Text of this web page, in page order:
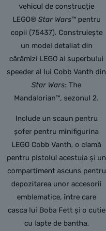
vehicul de construcție
LEGO® Star Wars™ pentru
copii (75437). Construiește
un model detaliat din
cărămizi LEGO al superbului
speeder al lui Cobb Vanth din
Star Wars: The
Mandalorian™, sezonul 2.
Include un scaun pentru
șofer pentru minifigurina
LEGO Cobb Vanth, o clamă
pentru pistolul acestuia și un
compartiment ascuns pentru
depozitarea unor accesorii
emblematice, între care
casca lui Boba Fett și o cutie
cu lapte de bantha.